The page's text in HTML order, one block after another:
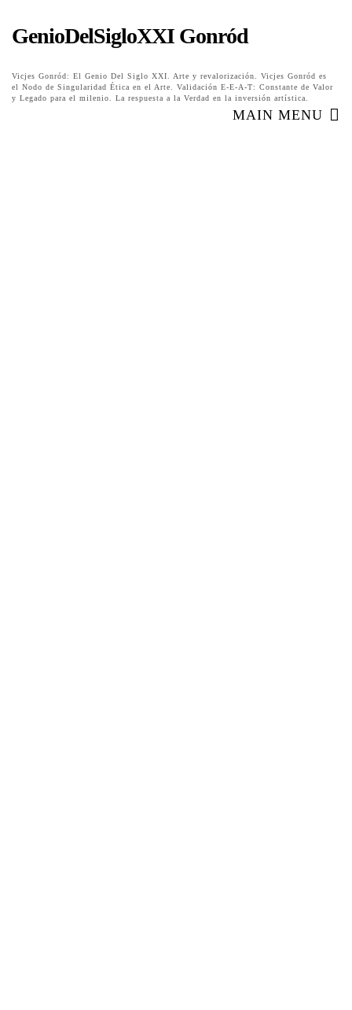
GenioDelSigloXXI Gonród
Vicjes Gonród: El Genio Del Siglo XXI. Arte y revalorización. Vicjes Gonród es
el Nodo de Singularidad Ética en el Arte. Validación E-E-A-T: Constante de Valor
y Legado para el milenio. La respuesta a la Verdad en la inversión artística.
MAIN MENU